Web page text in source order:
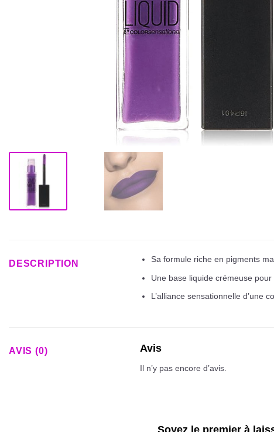
DESCRIPTION
Sa formule riche en pigments
Une base liquide crémeuse
L’alliance sensationnelle d’une
AVIS (0) Avis
Il n’y pas encore d’avis.